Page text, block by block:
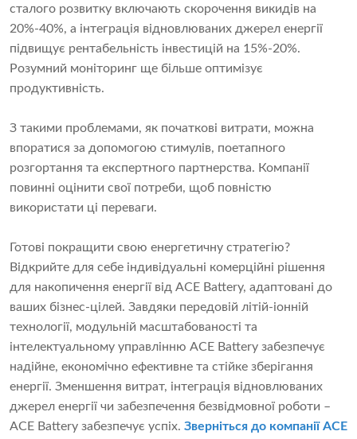
сталого розвитку включають скорочення викидів на
20%-40%, а інтеграція відновлюваних джерел енергії
підвищує рентабельність інвестицій на 15%-20%.
Розумний моніторинг ще більше оптимізує
продуктивність.
З такими проблемами, як початкові витрати, можна
впоратися за допомогою стимулів, поетапного
розгортання та експертного партнерства. Компанії
повинні оцінити свої потреби, щоб повністю
використати ці переваги.
Готові покращити свою енергетичну стратегію?
Відкрийте для себе індивідуальні комерційні рішення
для накопичення енергії від ACE Battery, адаптовані до
ваших бізнес-цілей. Завдяки передовій літій-іонній
технології, модульній масштабованості та
інтелектуальному управлінню ACE Battery забезпечує
надійне, економічно ефективне та стійке зберігання
енергії. Зменшення витрат, інтеграція відновлюваних
джерел енергії чи забезпечення безвідмовної роботи –
ACE Battery забезпечує успіх. Зверніться до компанії ACE